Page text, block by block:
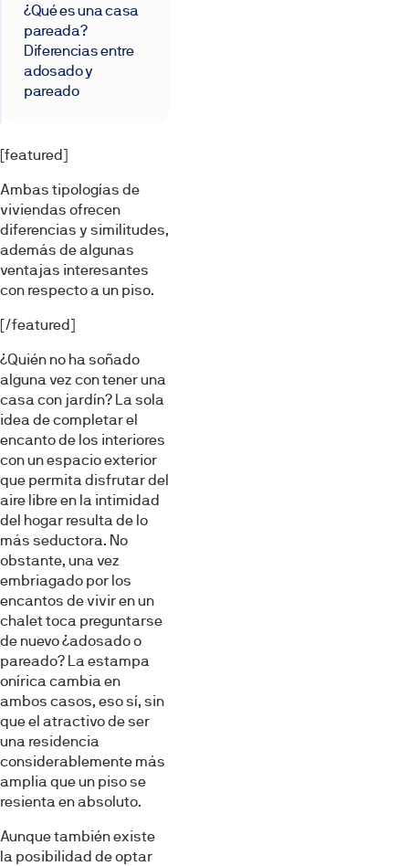
[featured]
Ambas tipologías de
viviendas ofrecen
diferencias y similitudes,
además de algunas
ventajas interesantes
con respecto a un piso.
[/featured]
¿Quién no ha soñado
alguna vez con tener una
casa con jardín? La sola
idea de completar el
encanto de los interiores
con un espacio exterior
que permita disfrutar del
aire libre en la intimidad
del hogar resulta de lo
más seductora. No
obstante, una vez
embriagado por los
encantos de vivir en un
chalet toca preguntarse
de nuevo ¿adosado o
pareado? La estampa
onírica cambia en
ambos casos, eso sí, sin
que el atractivo de ser
una residencia
considerablemente más
amplia que un piso se
resienta en absoluto.
Aunque también existe
la posibilidad de optar
¿Qué es una casa
pareada?
Diferencias entre
adosado y
pareado